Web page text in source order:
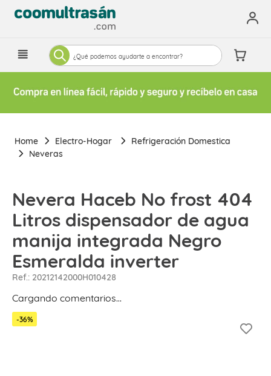
¿Qué podemos ayudarte a encontrar?
Electro-Hogar
Refrigeración Domestica
Neveras
Nevera Haceb No frost 404
Litros dispensador de agua
manija integrada Negro
Esmeralda inverter
Ref.: 20212142000H010428
Cargando comentarios…
-36%